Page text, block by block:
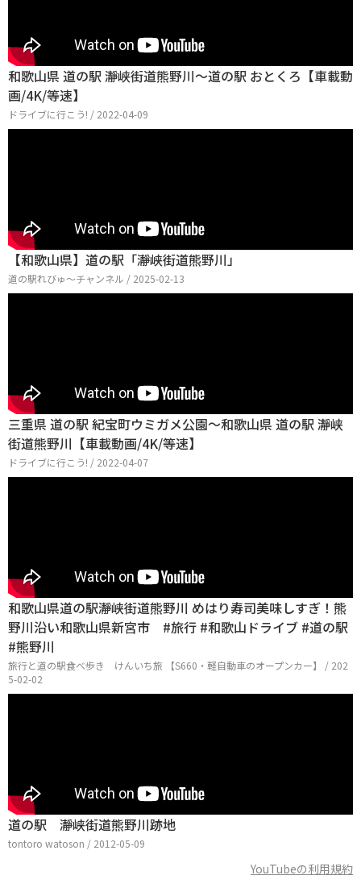
和歌山県 道の駅 瀞峡街道熊野川～道の駅 おとくろ【車載動
画/4K/等速】
ドライブに行こう! / 2022-04-09
【和歌山県】道の駅「瀞峡街道熊野川」
道の駅れびゅ〜チャンネル / 2025-02-13
三重県 道の駅 紀宝町ウミガメ公園～和歌山県 道の駅 瀞峡
街道熊野川【車載動画/4K/等速】
ドライブに行こう! / 2022-04-07
和歌山県道の駅瀞峡街道熊野川 めはり寿司美味しすぎ！熊
野川沿い和歌山県新宮市 #旅行 #和歌山ドライブ #道の駅
#熊野川
旅行と道の駅食べ歩き けんいち旅 【S660・軽自動車のオープンカー】 / 202
5-02-02
道の駅 瀞峡街道熊野川跡地
tontoro watoson / 2012-05-09
YouTubeの利用規約